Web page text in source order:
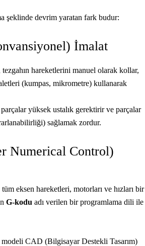
şeklinde devrim yaratan fark budur:
İmalat
tezgahın hareketlerini manuel olarak kollar,
(kumpas, mikrometre) kullanarak
yüksek ustalık gerektirir ve parçalar
sağlamak zordur.
Numerical Control)
tüm eksen hareketleri, motorları ve hızları bir
G-kodu adı verilen bir programlama dili ile
modeli CAD (Bilgisayar Destekli Tasarım)